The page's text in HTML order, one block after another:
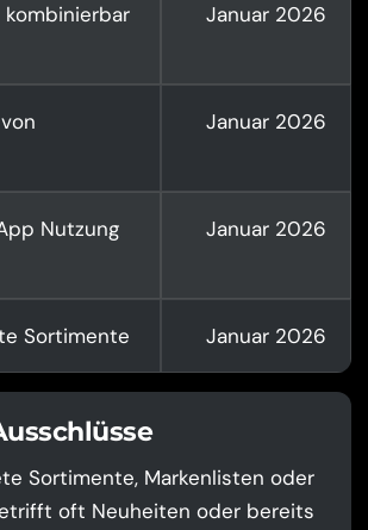
kombinierbar
Januar 2026
Januar 2026
Nutzung
Januar 2026
Sortimente Januar 2026
Sortimente, Markenlisten oder
oft Neuheiten oder bereits